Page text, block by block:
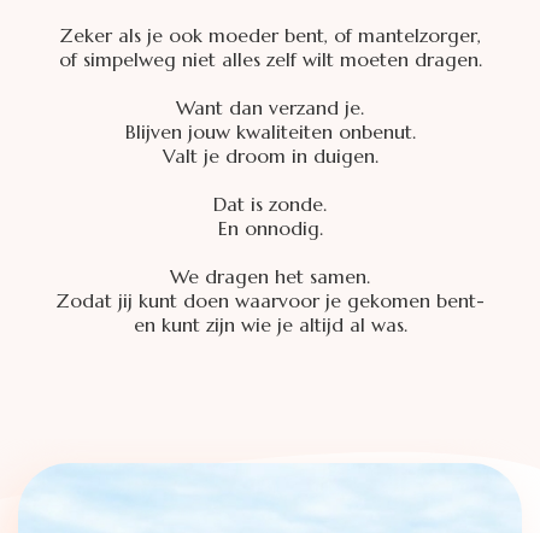
Zeker als je ook moeder bent, of mantelzorger,
of simpelweg niet alles zelf wilt moeten dragen.
Want dan verzand je.
Blijven jouw kwaliteiten onbenut.
Valt je droom in duigen.
Dat is zonde.
En onnodig.
We dragen het samen.
Zodat jij kunt doen waarvoor je gekomen bent-
en kunt zijn wie je altijd al was.